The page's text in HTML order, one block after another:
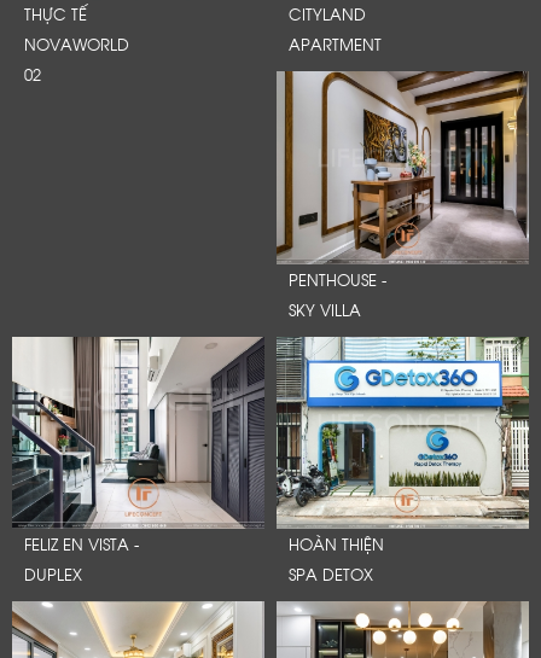
THỰC TẾ
NOVAWORLD
02
CITYLAND
APARTMENT
PENTHOUSE -
SKY VILLA
FELIZ EN VISTA -
DUPLEX
HOÀN THIỆN
SPA DETOX